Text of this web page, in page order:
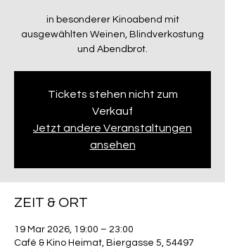
in besonderer Kinoabend mit
ausgewählten Weinen, Blindverkostung
und Abendbrot.
Tickets stehen nicht zum
Verkauf
Jetzt andere Veranstaltungen
ansehen
ZEIT & ORT
19 Mar 2026, 19:00 – 23:00
Café & Kino Heimat, Biergasse 5, 54497